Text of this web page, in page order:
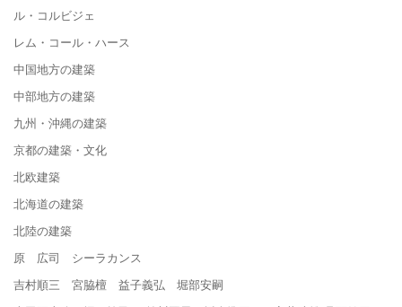
ル・コルビジェ
レム・コール・ハース
中国地方の建築
中部地方の建築
九州・沖縄の建築
京都の建築・文化
北欧建築
北海道の建築
北陸の建築
原 広司 シーラカンス
吉村順三 宮脇檀 益子義弘 堀部安嗣